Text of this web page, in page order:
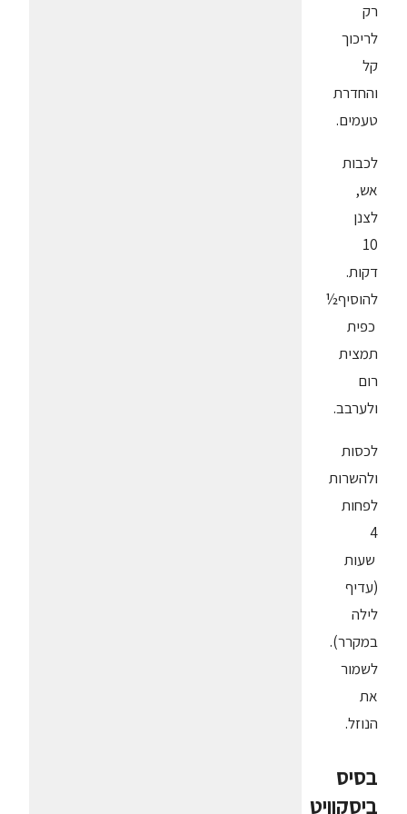
רק
לריכוך
קל
והחדרת
טעמים.
לכבות
אש,
לצנן
10
דקות.
להוסיף½
כפית
תמצית
רום
ולערבב.
לכסות
ולהשרות
לפחות
4
שעות
(עדיף
לילה
במקרר).
לשמור
את
הנוזל.
בסיס
ביסקוויט